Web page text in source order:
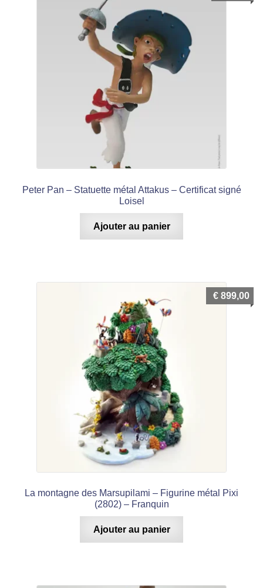
Peter Pan – Statuette métal Attakus – Certificat signé
Loisel
Ajouter au panier
La montagne des Marsupilami – Figurine métal Pixi
(2802) – Franquin
€ 899,00
Ajouter au panier